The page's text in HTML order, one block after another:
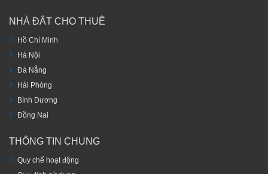
NHÀ ĐẤT CHO THUÊ
Hồ Chí Minh
Hà Nội
Đà Nẵng
Hải Phòng
Bình Dương
Đồng Nai
THÔNG TIN CHUNG
Quy chế hoạt động